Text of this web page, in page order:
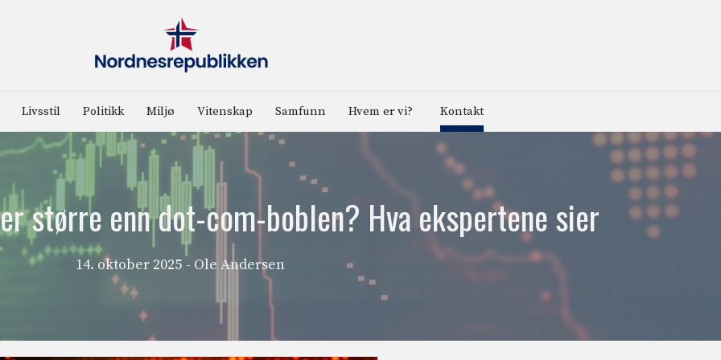
Livsstil Politikk Miljø Vitenskap Samfunn Hvem er vi? Kontakt
større enn dot-com-boblen? Hva ekspertene sier
14. oktober 2025 - Ole Andersen